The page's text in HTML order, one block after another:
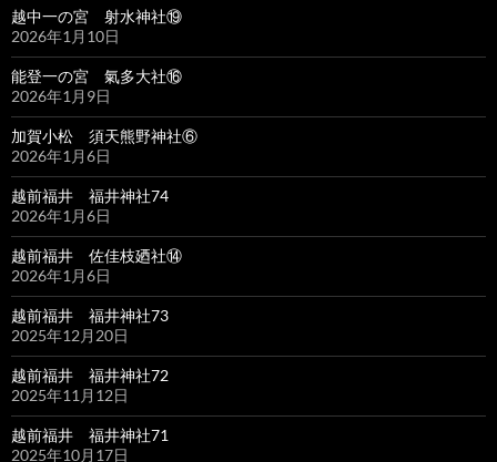
越中一の宮 射水神社⑲
2026年1月10日
能登一の宮 氣多大社⑯
2026年1月9日
加賀小松 須天熊野神社⑥
2026年1月6日
越前福井 福井神社74
2026年1月6日
越前福井 佐佳枝廼社⑭
2026年1月6日
越前福井 福井神社73
2025年12月20日
越前福井 福井神社72
2025年11月12日
越前福井 福井神社71
2025年10月17日